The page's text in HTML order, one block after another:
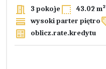
3 pokoje 43.02 m²
wysoki parter piętro
oblicz.rate.kredytu